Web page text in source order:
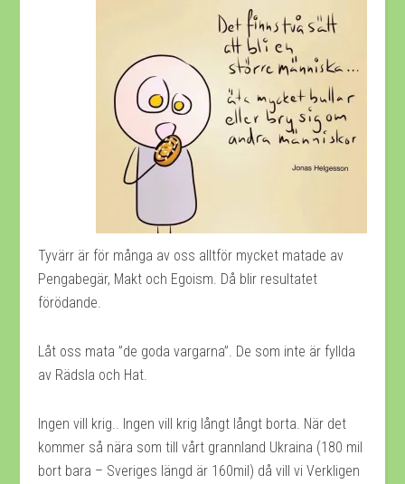
Tyvärr är för många av oss alltför mycket matade av
Pengabegär, Makt och Egoism. Då blir resultatet
förödande.
Låt oss mata ”de goda vargarna”. De som inte är fyllda
av Rädsla och Hat.
Ingen vill krig.. Ingen vill krig långt långt borta. När det
kommer så nära som till vårt grannland Ukraina (180 mil
bort bara – Sveriges längd är 160mil) då vill vi Verkligen